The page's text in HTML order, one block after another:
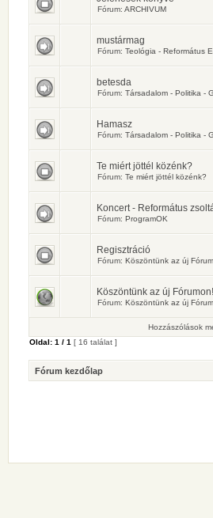
Fórum: ARCHIVUM
mustármag
Fórum: Teológia - Református
betesda
Fórum: Társadalom - Politika -
Hamasz
Fórum: Társadalom - Politika -
Te miért jöttél közénk?
Fórum: Te miért jöttél közénk?
Koncert - Református
Fórum: ProgramOK
Regisztráció
Fórum: Köszöntünk az új
Köszöntünk az új Fórumon!
Fórum: Köszöntünk az új
Hozzászólások
Oldal: 1 / 1 [ 16 találat ]
Fórum kezdőlap